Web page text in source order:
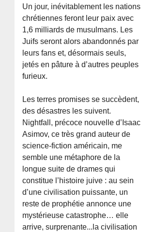
Un jour, inévitablement les nations
chrétiennes feront leur paix avec
1,6 milliards de musulmans. Les
Juifs seront alors abandonnés par
leurs fans et, désormais seuls,
jetés en pâture à d’autres peuples
furieux.
Les terres promises se succèdent,
des désastres les suivent.
Nightfall, précoce nouvelle d’Isaac
Asimov, ce très grand auteur de
science-fiction américain, me
semble une métaphore de la
longue suite de drames qui
constitue l’histoire juive : au sein
d’une civilisation puissante, un
reste de prophétie annonce une
mystérieuse catastrophe… elle
arrive, surprenante...la civilisation